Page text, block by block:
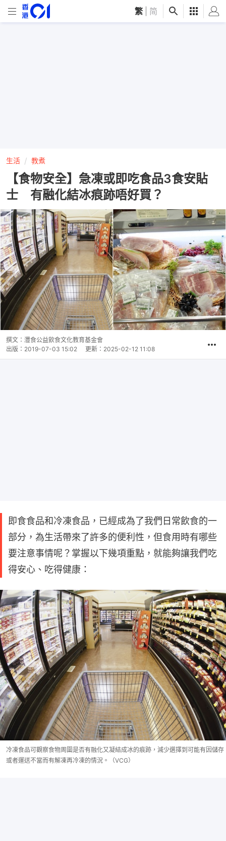
繁 简
生活 教煮
【食物安全】急凍或即吃食品3食安貼
士 有融化結冰痕跡唔好買？
撰文： 灃食公益飲食文化教育基金會
出版： 2019-07-03 15:02 更新： 2025-02-12 11:08
即食食品和冷凍食品，已經成為了我們日常飲食的一
部分，為生活帶來了許多的便利性，但食用時有哪些
要注意事情呢？掌握以下幾項重點，就能夠讓我們吃
得安心、吃得健康：
冷凍食品可觀察食物周圍是否有融化又凝結成冰的痕跡，減少選擇到可能有因儲存
或者運送不當而有解凍再冷凍的情況。（VCG）